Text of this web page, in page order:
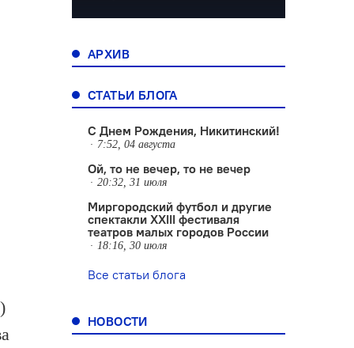
АРХИВ
СТАТЬИ БЛОГА
С Днем Рождения, Никитинский!
7:52, 04 августа
Ой, то не вечер, то не вечер
20:32, 31 июля
Миргородский футбол и другие
спектакли XXIII фестиваля
театров малых городов России
18:16, 30 июля
Все статьи блога
НОВОСТИ